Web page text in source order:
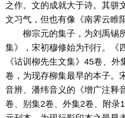
之作。文的成就大于诗。其骈
文习气，但也有像《南霁云睢
柳宗元的集子，为刘禹锡
集》，宋初穆修始为刊行。《
《诂训柳先生文集》45卷、
卷，为现存柳集最早的本子。
音辨、潘纬音义的《增广注释
卷、别集2卷、外集2卷、附录